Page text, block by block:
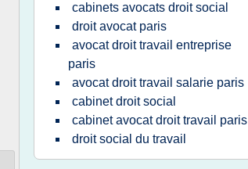
cabinets avocats droit social
droit avocat paris
avocat droit travail entreprise
paris
avocat droit travail salarie paris
cabinet droit social
cabinet avocat droit travail paris
droit social du travail